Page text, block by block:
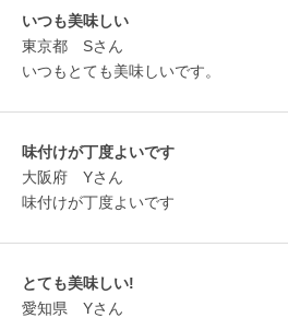
いつも美味しい
東京都 Sさん
いつもとても美味しいです。
味付けが丁度よいです
大阪府 Yさん
味付けが丁度よいです
とても美味しい!
愛知県 Yさん